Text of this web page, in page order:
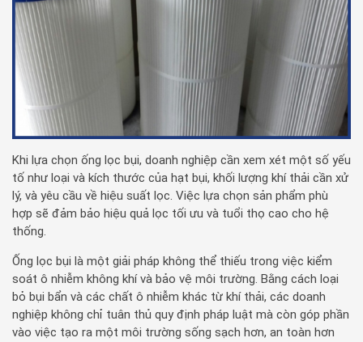
Khi lựa chọn ống lọc bụi, doanh nghiệp cần xem xét một số yếu
tố như loại và kích thước của hạt bụi, khối lượng khí thải cần xử
lý, và yêu cầu về hiệu suất lọc. Việc lựa chọn sản phẩm phù
hợp sẽ đảm bảo hiệu quả lọc tối ưu và tuổi thọ cao cho hệ
thống.
Ống lọc bụi là một giải pháp không thể thiếu trong việc kiểm
soát ô nhiễm không khí và bảo vệ môi trường. Bằng cách loại
bỏ bụi bẩn và các chất ô nhiễm khác từ khí thải, các doanh
nghiệp không chỉ tuân thủ quy định pháp luật mà còn góp phần
vào việc tạo ra một môi trường sống sạch hơn, an toàn hơn